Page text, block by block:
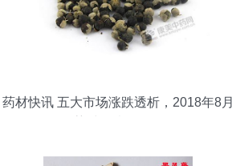
药材快讯 五大市场涨跌透析，2018年8月